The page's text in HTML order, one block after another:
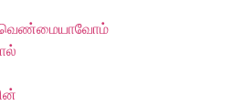
வெண்மையாவோம்